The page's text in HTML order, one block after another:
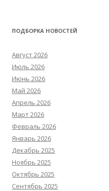
ПОДБОРКА НОВОСТЕЙ
Август 2026
Июль 2026
Июнь 2026
Май 2026
Апрель 2026
Март 2026
Февраль 2026
Январь 2026
Декабрь 2025
Ноябрь 2025
Октябрь 2025
Сентябрь 2025